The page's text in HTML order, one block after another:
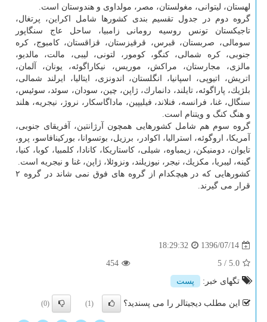
لهستان، لیتوانی، مغولستان، مصر، مولداوی و هندوستان است.
گروه دوم در جدول تقسیم بندی كشورها شامل اكراین، پرتغال،
تاجیكستان تونس روسیه رومانی زامبیا، ساحل عاج سنگاپور
سومالی، صربستان، قبرس، قرقیزستان، قزاقستان، كامبوج، كره
جنوبی، كره شمالی، كنگو، كومور، لتونی، لیبی، مالت، مالدیو،
مالزی، مجارستان، مراكش، موریس، نیكاراگوئه، یونان، آلمان،
اتریش، اتیوپی، اسپانیا، انگلستان، اندونزی، ایتالیا، ایرلند شمالی،
بلژیك، پاراگوئه، تایلند، دانمارك، ژاپن، چین، سودان، سوئد، سوئیس،
سنگال، غنا، فرانسه، فنلاند، فیلیپین، ماداگاسكار، نروژ، نیجریه، هلند
و هنگ كنگ و ویتنام است.
گروه سوم هم شامل كشورهایی همچون آرژانتین، آفریقای جنوبی،
آمریكا، اروگوئه، استرالیا، اكوادر، برزیل، بوتسوانا، بوركینافاسو، پرو،
تایوان، دومنیكن، زیمباوه، شیلی، كاستاریكا، كانادا، كلمبیا، كوبا، كنیا،
گینه، لیبریا، مكزیك، نیجر، نیوزیلند، ونزوئلا، ژاپن، غنا و نیجریه است.
كشورهایی كه در هیچكدام از گروه های فوق نمی شاند در گروه ۲
قرار می گیرند.
1396/07/14
18:29:32
5.0
/
5
454
تگهای خبر:
پست
این مطلب دیجیتالر را می پسندید؟ (1)
(0)